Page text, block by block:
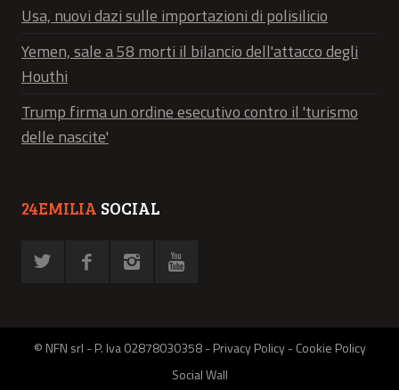
Usa, nuovi dazi sulle importazioni di polisilicio
Yemen, sale a 58 morti il bilancio dell'attacco degli
Houthi
Trump firma un ordine esecutivo contro il 'turismo
delle nascite'
24EMILIA SOCIAL
© NFN srl - P. Iva 02878030358 -Privacy Policy-Cookie Policy
Social Wall